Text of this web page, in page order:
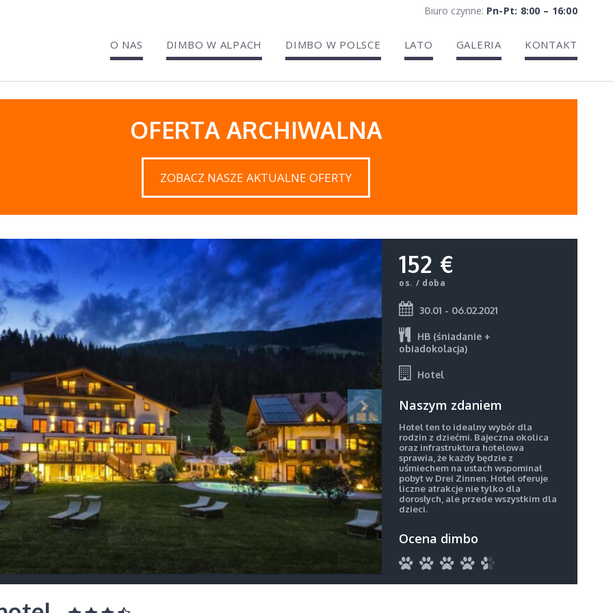
Biuro czynne: Pn-Pt: 8:00 – 16:00
O NAS DIMBO W ALPACH DIMBO W POLSCE LATO GALERIA KONTAKT
OFERTA ARCHIWALNA
ZOBACZ NASZE AKTUALNE OFERTY
152 €
os. / doba
30.01 - 06.02.2021
HB (śniadanie +
obiadokolacja)
Hotel
Naszym zdaniem
Hotel ten to idealny wybór dla
rodzin z dziećmi. Bajeczna okolica
oraz infrastruktura hotelowa
sprawia, że każdy będzie z
uśmiechem na ustach wspominał
pobyt w Drei Zinnen. Hotel oferuje
liczne atrakcje nie tylko dla
dorosłych, ale przede wszystkim dla
dzieci.
Ocena dimbo